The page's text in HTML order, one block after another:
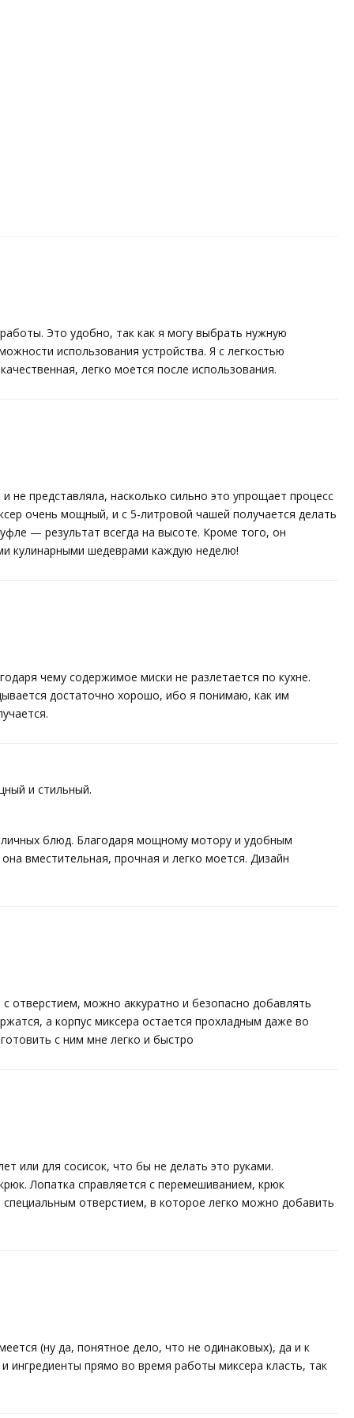
Это удобно, так как я могу выбрать нужную
использования устройства. Я с легкостью
легко моется после использования.
представляла, насколько сильно это упрощает процесс
очень мощный, и с 5-литровой чашей получается делать
— результат всегда на высоте. Кроме того, он
кулинарными шедеврами каждую неделю!
чему содержимое миски не разлетается по кухне.
достаточно хорошо, ибо я понимаю, как им
и стильный.
блюд. Благодаря мощному мотору и удобным
вместительная, прочная и легко моется. Дизайн
отверстием, можно аккуратно и безопасно добавлять
а корпус миксера остается прохладным даже во
с ним мне легко и быстро
или для сосисок, что бы не делать это руками.
Лопатка справляется с перемешиванием, крюк
отверстием, в которое легко можно добавить
(ну да, понятное дело, что не одинаковых), да и к
ингредиенты прямо во время работы миксера класть, так